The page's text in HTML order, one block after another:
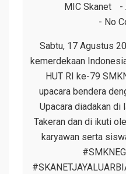
MIC Skanet
No
Sabtu, 17 Agustus
kemerdekaan
HUT RI ke-79
upacara bendera
Upacara diadakan di
Takeran dan di ikuti
karyawan serta